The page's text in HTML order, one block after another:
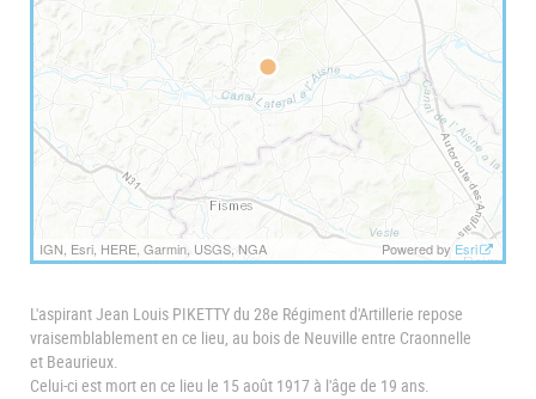
IGN, Esri, HERE, Garmin, USGS, NGA Powered by Esri
O
u
L'aspirant Jean Louis PIKETTY du 28e Régiment d'Artillerie repose
vraisemblablement en ce lieu, au bois de Neuville entre Craonnelle
et Beaurieux.
Celui-ci est mort en ce lieu le 15 août 1917 à l'âge de 19 ans.